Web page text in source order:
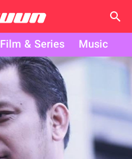
search
Film & Series Music